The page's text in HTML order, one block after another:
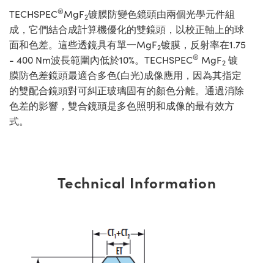
TECHSPEC®MgF2镀膜防變色鏡頭由兩個光學元件組
成，它們結合成計算機優化的雙鏡頭，以校正軸上的球
面和色差。這些透鏡具有單一MgF2镀膜，反射率在1.75
- 400 Nm波長範圍內低於10%。TECHSPEC® MgF2 镀
膜防色差鏡頭最適合多色(白光)成像應用，因為其指定
的雙配合鏡頭對可糾正玻璃固有的顏色分離。通過消除
色差的影響，雙合鏡頭是多色照明和成像的最有效方
式。
Technical Information